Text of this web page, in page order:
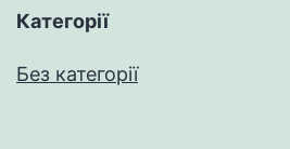
Категорії
Без категорії